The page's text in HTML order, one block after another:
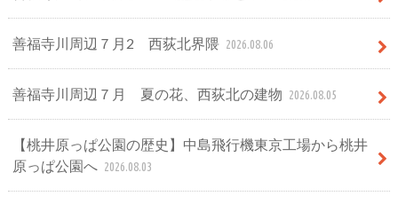
善福寺川周辺７月2 西荻北界隈 2026.08.06
善福寺川周辺７月 夏の花、西荻北の建物 2026.08.05
【桃井原っぱ公園の歴史】中島飛行機東京工場から桃井
原っぱ公園へ 2026.08.03